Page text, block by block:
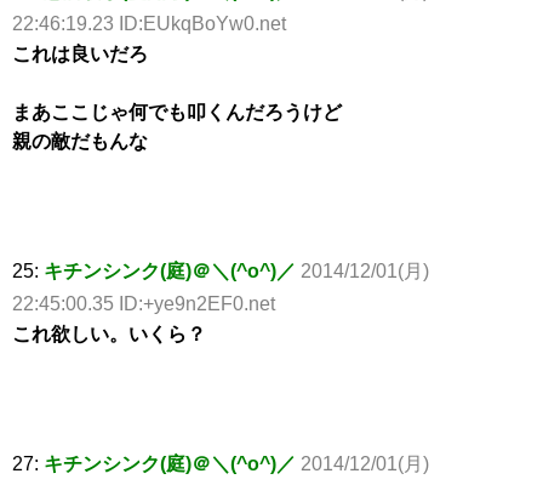
22:46:19.23 ID:EUkqBoYw0.net
これは良いだろ
まあここじゃ何でも叩くんだろうけど
親の敵だもんな
25: キチンシンク(庭)＠＼(^o^)／ 2014/12/01(月)
22:45:00.35 ID:+ye9n2EF0.net
これ欲しい。いくら？
27: キチンシンク(庭)＠＼(^o^)／ 2014/12/01(月)